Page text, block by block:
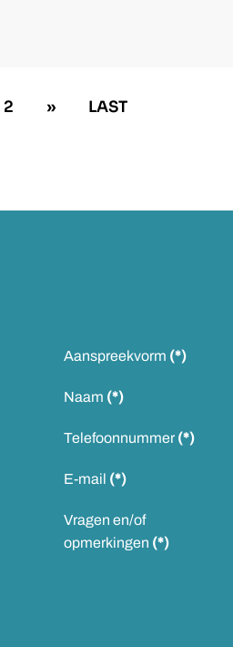
2 » LAST
Aanspreekvorm (*)
Naam (*)
Telefoonnummer (*)
E-mail (*)
Vragen en/of
opmerkingen (*)